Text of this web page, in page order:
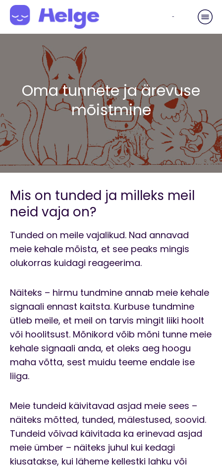
-
Oma tunnete ja ärevuse
mõistmine
Mis on tunded ja milleks meil
neid vaja on?
Tunded on meile vajalikud. Nad annavad
meie kehale mõista, et see peaks mingis
olukorras kuidagi reageerima.
Näiteks – hirmu tundmine annab meie kehale
signaali ennast kaitsta. Kurbuse tundmine
ütleb meile, et meil on tarvis mingit liiki hoolt
või hoolitsust. Mõnikord võib mõni tunne meie
kehale signaali anda, et oleks aeg hoogu
maha võtta, sest muidu teeme endale ise
liiga.
Meie tundeid käivitavad asjad meie sees –
näiteks mõtted, tunded, mälestused, soovid.
Tundeid võivad käivitada ka erinevad asjad
meie ümber – näiteks juhul kui kedagi
kiusatakse, kui läheme kellestki lahku või